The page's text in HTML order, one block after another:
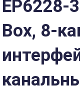
EP6228-
Box, 8-